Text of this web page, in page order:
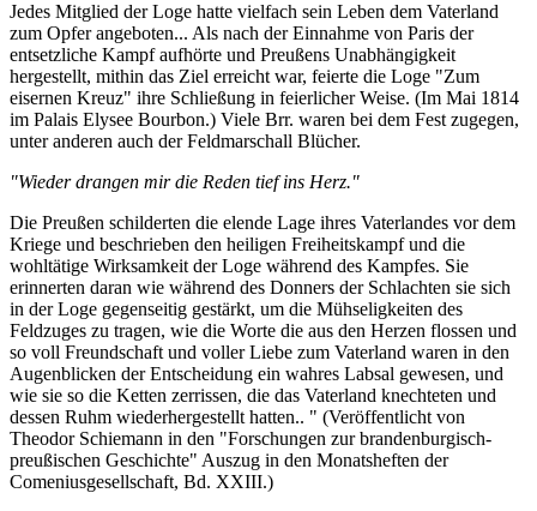
Jedes Mitglied der Loge hatte vielfach sein Leben dem Vaterland
zum Opfer angeboten... Als nach der Einnahme von Paris der
entsetzliche Kampf aufhörte und Preußens Unabhängigkeit
hergestellt, mithin das Ziel erreicht war, feierte die Loge "Zum
eisernen Kreuz" ihre Schließung in feierlicher Weise. (Im Mai 1814
im Palais Elysee Bourbon.) Viele Brr. waren bei dem Fest zugegen,
unter anderen auch der Feldmarschall Blücher.
"Wieder drangen mir die Reden tief ins Herz."
Die Preußen schilderten die elende Lage ihres Vaterlandes vor dem
Kriege und beschrieben den heiligen Freiheitskampf und die
wohltätige Wirksamkeit der Loge während des Kampfes. Sie
erinnerten daran wie während des Donners der Schlachten sie sich
in der Loge gegenseitig gestärkt, um die Mühseligkeiten des
Feldzuges zu tragen, wie die Worte die aus den Herzen flossen und
so voll Freundschaft und voller Liebe zum Vaterland waren in den
Augenblicken der Entscheidung ein wahres Labsal gewesen, und
wie sie so die Ketten zerrissen, die das Vaterland knechteten und
dessen Ruhm wiederhergestellt hatten.. " (Veröffentlicht von
Theodor Schiemann in den "Forschungen zur brandenburgisch-
preußischen Geschichte" Auszug in den Monatsheften der
Comeniusgesellschaft, Bd. XXIII.)